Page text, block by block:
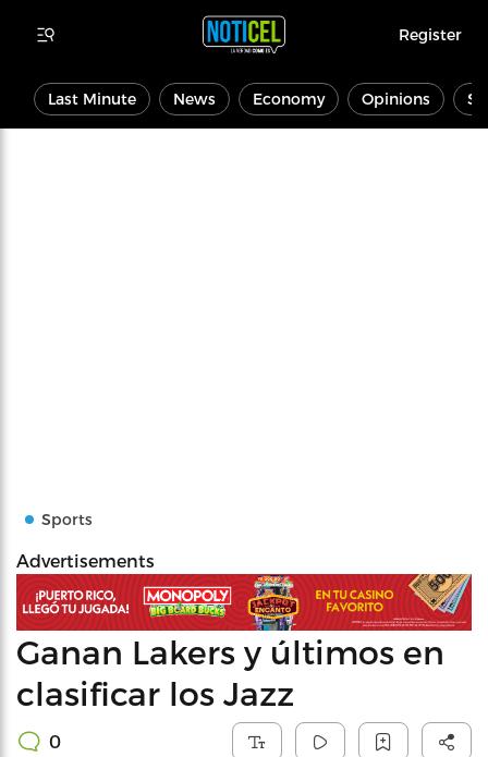
Register
Last Minute News Economy Opinions
Sports
Advertisements
Ganan Lakers y últimos en
clasificar los Jazz
0